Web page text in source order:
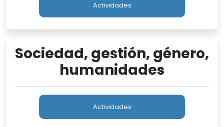
Actividades
Sociedad, gestión, género,
humanidades
Actividades